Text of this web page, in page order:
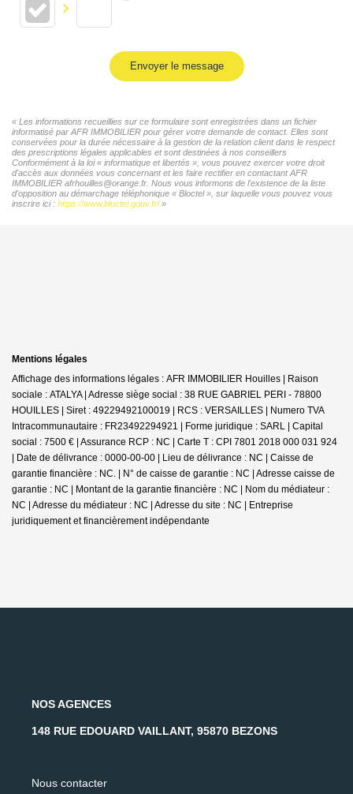
Envoyer le message
« Les informations recueillies sur ce formulaire sont enregistrées dans un fichier
informatisé par AFR IMMOBILIER pour gérer votre demande de contact. Elles sont
conservées pour la durée nécessaire à la gestion de la relation client dans le respect
des prescriptions légales applicables et sont destinées à nos conseillers
Conformément à la loi « informatique et libertés », vous pouvez exercer votre droit
d'accès aux données vous concernant et les faire rectifier en contactant AFR
IMMOBILIER afrhouilles@orange.fr. Nous vous informons de l'existence de la liste
d'opposition au démarchage téléphonique « Bloctel », sur laquelle vous pouvez vous
inscrire ici : https://www.bloctel.gouv.fr/»
Mentions légales
Affichage des informations légales : AFR IMMOBILIER Houilles | Raison
sociale : ATALYA | Adresse siège social : 38 RUE GABRIEL PERI - 78800
HOUILLES | Siret : 49229492100019 | RCS : VERSAILLES | Numero TVA
Intracommunautaire : FR23492294921 | Forme juridique : SARL | Capital
social : 7500 € | Assurance RCP : NC | Carte T : CPI 7801 2018 000 031 924
| Date de délivrance : 0000-00-00 | Lieu de délivrance : NC | Caisse de
garantie financière : NC. | N° de caisse de garantie : NC | Adresse caisse de
garantie : NC | Montant de la garantie financière : NC | Nom du médiateur :
NC | Adresse du médiateur : NC | Adresse du site : NC | Entreprise
juridiquement et financièrement indépendante
NOS AGENCES
148 RUE EDOUARD VAILLANT, 95870 BEZONS
Nous contacter